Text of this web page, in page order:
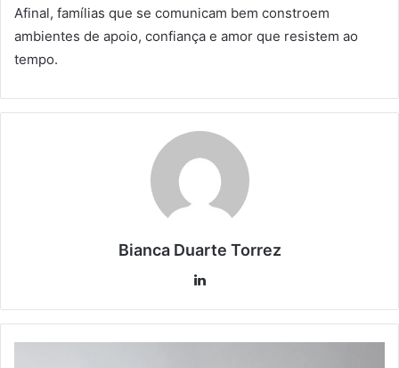
Afinal, famílias que se comunicam bem constroem
ambientes de apoio, confiança e amor que resistem ao
tempo.
Bianca Duarte Torrez